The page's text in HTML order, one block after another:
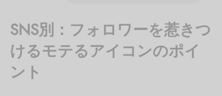
SNS別：フォロワーを惹きつ
けるモテるアイコンのポイ
ント